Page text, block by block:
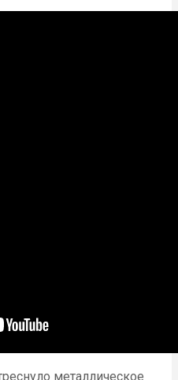
металлическое